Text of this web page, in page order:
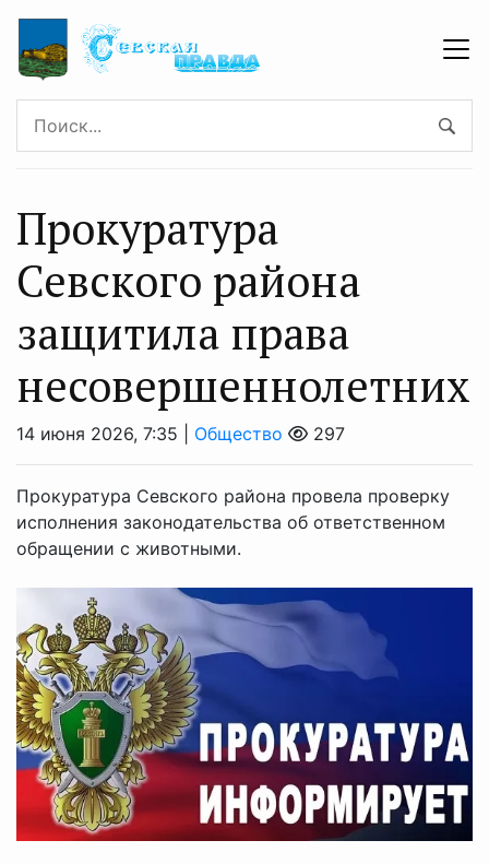
Прокуратура
Севского района
защитила права
несовершеннолетних
14 июня 2026, 7:35 | Общество 297
Прокуратура Севского района провела проверку
исполнения законодательства об ответственном
обращении с животными.